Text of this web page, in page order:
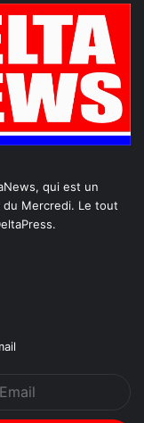
qui est un
du Mercredi. Le tout